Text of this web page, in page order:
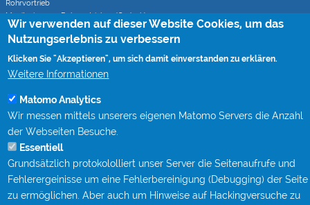
Rohrvortrieb
Monitoring von Rohrvortrieben (CoJack)
S-Kurven Vortriebe (CoJack Hydra)
Wissen
Berufsbegleitende Qualifizierung bei STEIN Ingenieure
Fachgespräche Rohrvortrieb
Kanalgipfel
Kontakt
Impressum
Wir verwenden auf dieser Website Cookies, um das
Nutzungserlebnis zu verbessern
Klicken Sie "Akzeptieren", um sich damit einverstanden zu erklären.
Weitere Informationen
Matomo Analytics
Wir messen mittels unserers eigenen Matomo Servers die Anzahl
der Webseiten Besuche.
Essentiell
Grundsätzlich protokololliert unser Server die Seitenaufrufe und
Fehlerergeinisse um eine Fehlerbereinigung (Debugging) der Seite
zu ermöglichen. Aber auch um Hinweise auf Hackingversuche zu